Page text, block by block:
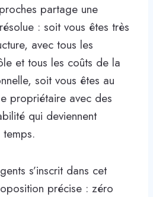
partage une
: soit vous êtes très
avec tous les
et tous les coûts de la
soit vous êtes au
propriétaire avec des
qui deviennent
s’inscrit dans cet
précise : zéro